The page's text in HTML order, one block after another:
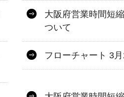
大阪府営業時間短
ついて
フローチャート 3